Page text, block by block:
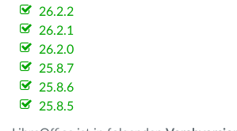
26.2.2
26.2.1
26.2.0
25.8.7
25.8.6
25.8.5